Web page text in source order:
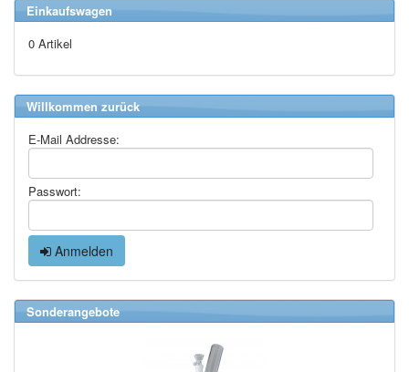
Einkaufswagen
0 Artikel
Willkommen zurück
E-Mail Addresse:
Passwort:
Anmelden
Sonderangebote